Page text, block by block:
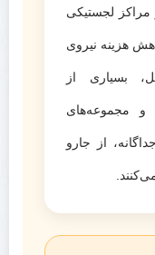
مراکز لجستیکی
هزینه نیروی
بسیاری از
و مجموعه‌های
از جارو